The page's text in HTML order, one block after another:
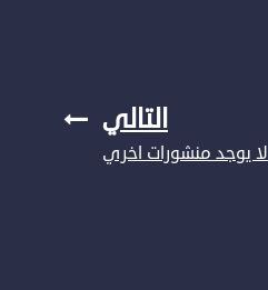
التالي
لا يوجد منشورات اخري